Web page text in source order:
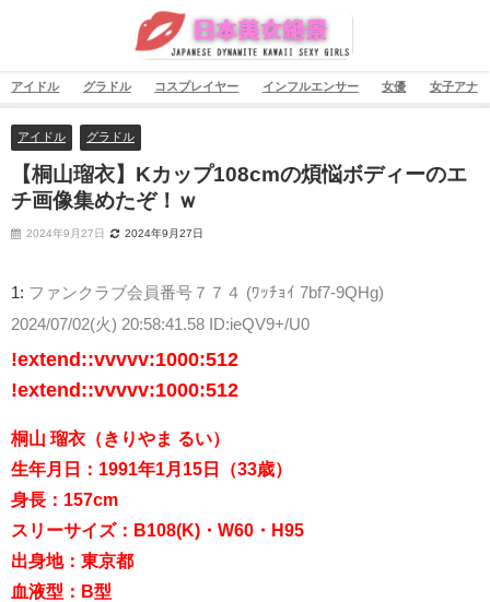
アイドル グラドル コスプレイヤー インフルエンサー 女優 女子アナ
アイドル グラドル
【桐山瑠衣】Kカップ108cmの煩悩ボディーのエ
チ画像集めたぞ！ｗ
2024年9月27日 2024年9月27日
1: ファンクラブ会員番号７７４ (ﾜｯﾁｮｲ 7bf7-9QHg)
2024/07/02(火) 20:58:41.58 ID:ieQV9+/U0
!extend::vvvvv:1000:512
!extend::vvvvv:1000:512
桐山 瑠衣（きりやま るい）
生年月日：1991年1月15日（33歳）
身長：157cm
スリーサイズ：B108(K)・W60・H95
出身地：東京都
血液型：B型